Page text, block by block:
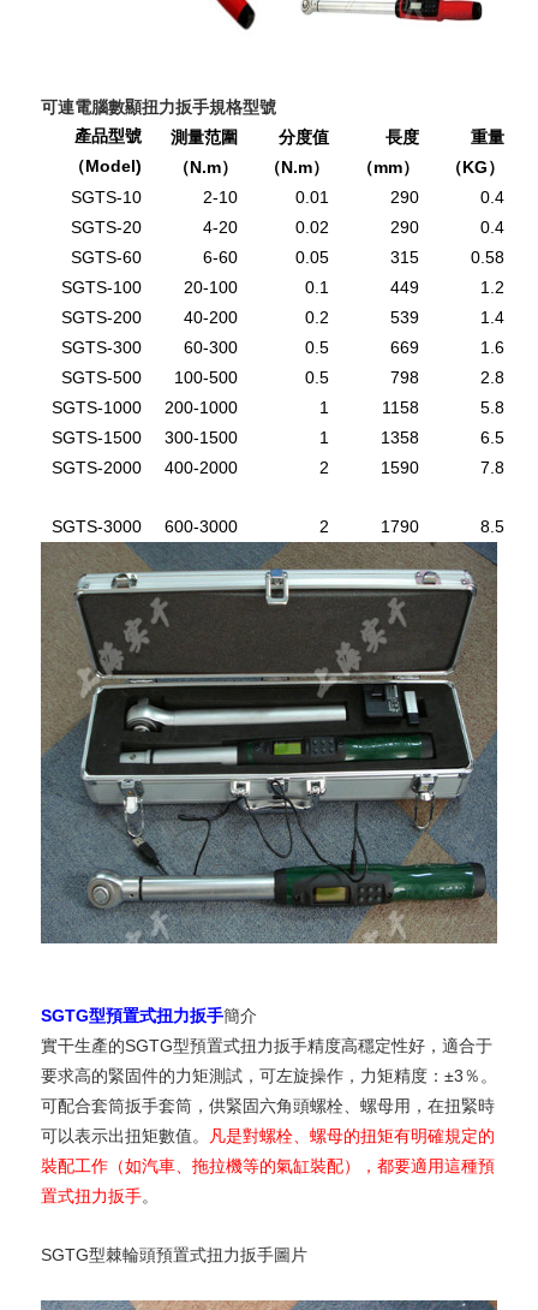
可連電腦數顯扭力扳手規格型號
產品型號
（Model)
測量范圍
（N.m）
分度值
（N.m）
長度
（mm）
重量
（KG ）
SGTS-10
2-10 0.01 290
0.4
SGTS-20
4-20 0.02 290
0.4
SGTS-60
6-60 0.05 315
0.58
SGTS-100
20-100 0.1 449
1.2
SGTS-200
40-200 0.2 539
1.4
SGTS-300
60-300 0.5 669
1.6
SGTS-500
100-500 0.5 798
2.8
SGTS-1000
200-1000 1 1158
5.8
SGTS-1500
300-1500 1 1358
6.5
SGTS-2000
400-2000 2 1590 7.8
SGTS-3000 600-3000 2 1790 8.5
SGTG型預置式扭力扳手簡介
實干生產的SGTG型預置式扭力扳手精度高穩定性好，適合于
要求高的緊固件的力矩測試，可左旋操作，力矩精度：±3％。
可配合套筒扳手套筒，供緊固六角頭螺栓、螺母用，在扭緊時
可以表示出扭矩數值。
凡是對螺栓、螺母的扭矩有明確規定的
裝配工作（如汽車、拖拉機等的氣缸裝配），都要適用這種預
置式扭力扳手。
SGTG型棘輪頭預置式扭力扳手圖片